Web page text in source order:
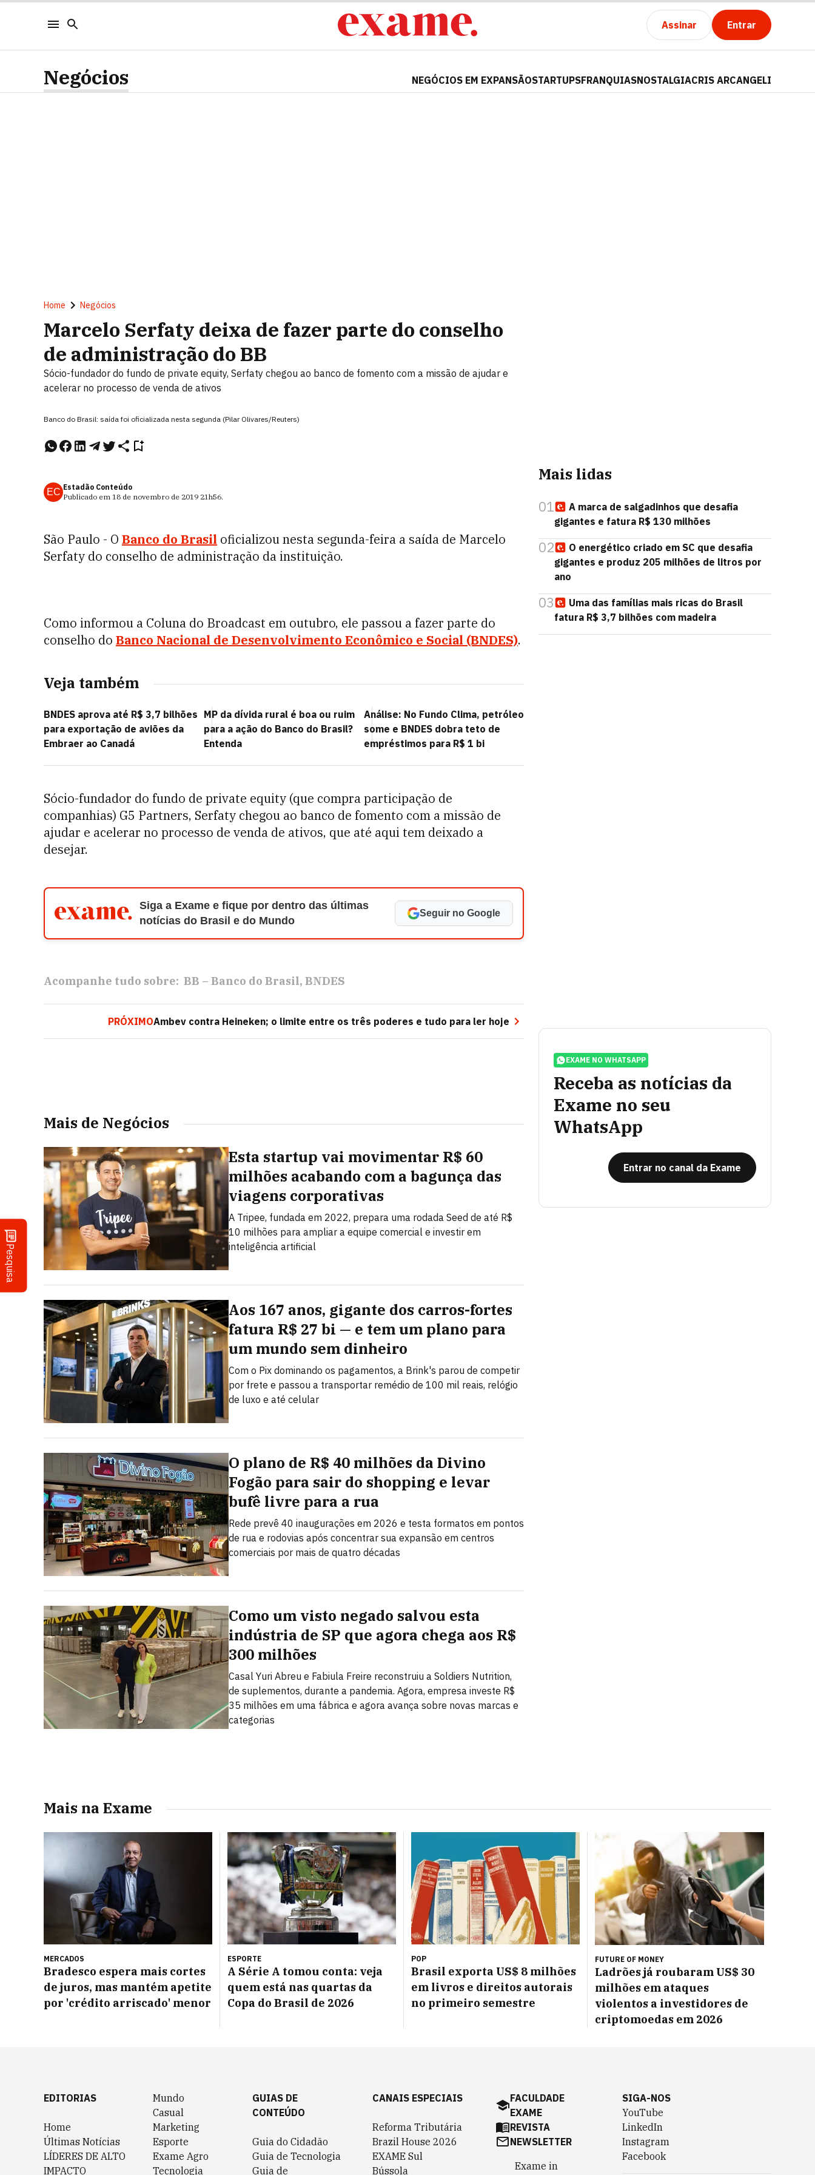
Assinar Entrar
Pesquisa
Negócios NEGÓCIOS EM EXPANSÃOSTARTUPSFRANQUIASNOSTALGIACRIS ARCANGELI
Home Negócios
Marcelo Serfaty deixa de fazer parte do conselho
de administração do BB
Sócio-fundador do fundo de private equity, Serfaty chegou ao banco de fomento com a missão de ajudar e
acelerar no processo de venda de ativos
Banco do Brasil: saída foi oficializada nesta segunda (Pilar Olivares/Reuters)
EC Estadão Conteúdo
Publicado em 18 de novembro de 2019 21h56.
São Paulo - O Banco do Brasil oficializou nesta segunda-feira a saída de Marcelo
Serfaty do conselho de administração da instituição.
Como informou a Coluna do Broadcast em outubro, ele passou a fazer parte do
conselho do Banco Nacional de Desenvolvimento Econômico e Social (BNDES).
Veja também
BNDES aprova até R$ 3,7 bilhões
para exportação de aviões da
Embraer ao Canadá
MP da dívida rural é boa ou ruim
para a ação do Banco do Brasil?
Entenda
Análise: No Fundo Clima, petróleo
some e BNDES dobra teto de
empréstimos para R$ 1 bi
Sócio-fundador do fundo de private equity (que compra participação de
companhias) G5 Partners, Serfaty chegou ao banco de fomento com a missão de
ajudar e acelerar no processo de venda de ativos, que até aqui tem deixado a
desejar.
Siga a Exame e fique por dentro das últimas
notícias do Brasil e do Mundo
Seguir no Google
Acompanhe tudo sobre: BB – Banco do Brasil BNDES
PRÓXIMOAmbev contra Heineken; o limite entre os três poderes e tudo para ler hoje
Mais de Negócios
Esta startup vai movimentar R$ 60
milhões acabando com a bagunça das
viagens corporativas
A Tripee, fundada em 2022, prepara uma rodada Seed de até R$
10 milhões para ampliar a equipe comercial e investir em
inteligência artificial
Aos 167 anos, gigante dos carros-fortes
fatura R$ 27 bi — e tem um plano para
um mundo sem dinheiro
Com o Pix dominando os pagamentos, a Brink's parou de competir
por frete e passou a transportar remédio de 100 mil reais, relógio
de luxo e até celular
O plano de R$ 40 milhões da Divino
Fogão para sair do shopping e levar
bufê livre para a rua
Rede prevê 40 inaugurações em 2026 e testa formatos em pontos
de rua e rodovias após concentrar sua expansão em centros
comerciais por mais de quatro décadas
Como um visto negado salvou esta
indústria de SP que agora chega aos R$
300 milhões
Casal Yuri Abreu e Fabiula Freire reconstruiu a Soldiers Nutrition,
de suplementos, durante a pandemia. Agora, empresa investe R$
35 milhões em uma fábrica e agora avança sobre novas marcas e
categorias
Mais lidas
01
A marca de salgadinhos que desafia
gigantes e fatura R$ 130 milhões
02
O energético criado em SC que desafia
gigantes e produz 205 milhões de litros por
ano
03
Uma das famílias mais ricas do Brasil
fatura R$ 3,7 bilhões com madeira
EXAME NO WHATSAPP
Receba as notícias da
Exame no seu
WhatsApp
Entrar no canal da Exame
Mais na Exame
MERCADOS
Bradesco espera mais cortes
de juros, mas mantém apetite
por 'crédito arriscado' menor
ESPORTE
A Série A tomou conta: veja
quem está nas quartas da
Copa do Brasil de 2026
POP
Brasil exporta US$ 8 milhões
em livros e direitos autorais
no primeiro semestre
FUTURE OF MONEY
Ladrões já roubaram US$ 30
milhões em ataques
violentos a investidores de
criptomoedas em 2026
EDITORIAS
Home
Últimas Notícias
LÍDERES DE ALTO
IMPACTO
Mundo
Casual
Marketing
Esporte
Exame Agro
Tecnologia
GUIAS DE
CONTEÚDO
Guia do Cidadão
Guia de Tecnologia
Guia de
CANAIS ESPECIAIS
Reforma Tributária
Brazil House 2026
EXAME Sul
Bússola
FACULDADE
EXAME
REVISTA
NEWSLETTER
Exame in
SIGA-NOS
YouTube
LinkedIn
Instagram
Facebook